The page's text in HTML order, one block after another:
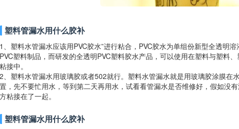
塑料管漏水用什么胶补
1、塑料水管漏水应该用PVC胶水”进行粘合，PVC胶水为单组份新型全透明
PVC塑料制品，而研发的全透明PVC塑料胶水产品，可以使用在塑料与塑料
粘接中。
2、塑料水管漏水用玻璃胶或者502就行。塑料水管漏水就是用玻璃胶涂膜在
置，先不要忙用水，等到第二天再用水，试看看管漏水是否维修好，假如没
方粘接在了一起。
塑料管漏水用什么胶补